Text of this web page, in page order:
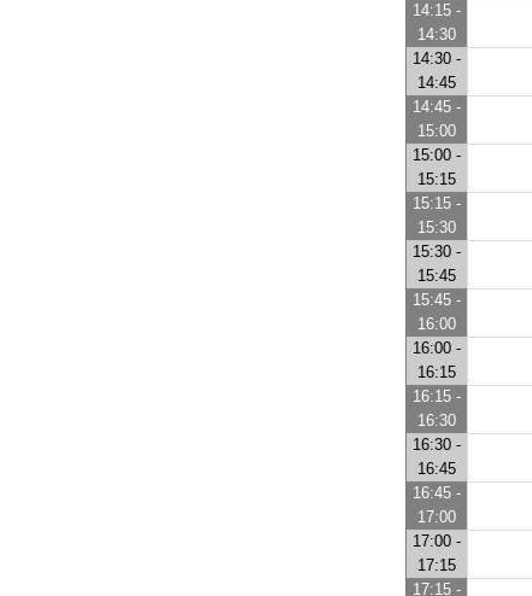
14:15 -
14:30
14:30 -
14:45
14:45 -
15:00
15:00 -
15:15
15:15 -
15:30
15:30 -
15:45
15:45 -
16:00
16:00 -
16:15
16:15 -
16:30
16:30 -
16:45
16:45 -
17:00
17:00 -
17:15
17:15 -